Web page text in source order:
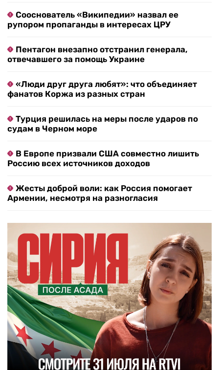
Сооснователь «Википедии» назвал ее
рупором пропаганды в интересах ЦРУ
Пентагон внезапно отстранил генерала,
отвечавшего за помощь Украине
«Люди друг друга любят»: что объединяет
фанатов Коржа из разных стран
Турция решилась на меры после ударов по
судам в Черном море
В Европе призвали США совместно лишить
Россию всех источников доходов
Жесты доброй воли: как Россия помогает
Армении, несмотря на разногласия